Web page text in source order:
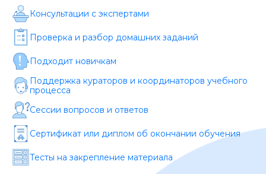
Консультации с экспертами
Проверка и разбор домашних заданий
Подходит новичкам
Поддержка кураторов и координаторов учебного
процесса
Сессии вопросов и ответов
Сертификат или диплом об окончании обучения
Тесты на закрепление материала
Программа обучения *